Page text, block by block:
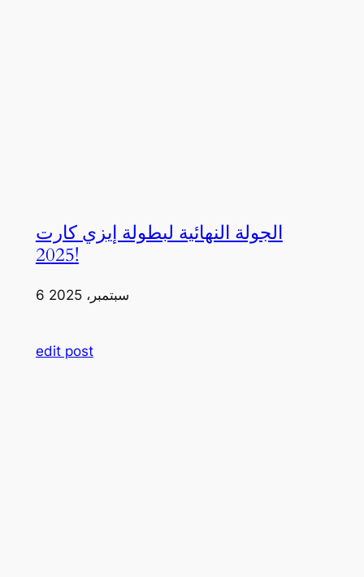
الجولة النهائية لبطولة إيزي كارت
2025!
6 سبتمبر، 2025
edit post